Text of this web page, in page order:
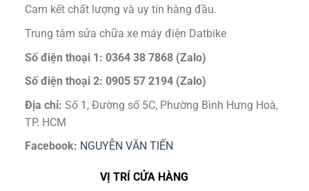
Cam kết chất lượng và uy tín hàng đầu.
Trung tâm sửa chữa xe máy điện Datbike
Số điện thoại 1: 0364 38 7868 (Zalo)
Số điện thoại 2: 0905 57 2194 (Zalo)
Địa chỉ: Số 1, Đường số 5C, Phường Bình Hưng Hoà,
TP. HCM
Facebook: NGUYỄN VĂN TIẾN
VỊ TRÍ CỬA HÀNG